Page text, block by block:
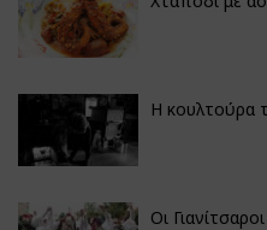
Η κουλτούρα
Οι